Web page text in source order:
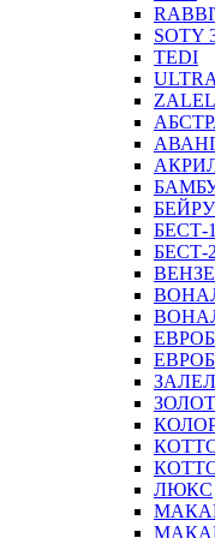
SOTY
TEDI
ULTRA
БЕСТ-
БЕСТ-
ЛЮКС